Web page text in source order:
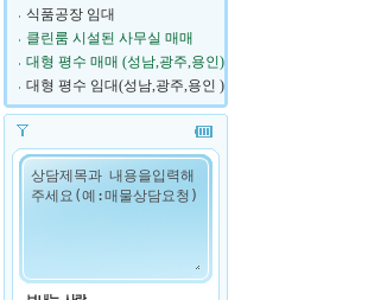
식품공장 임대
클린룸 시설된 사무실 매매
대형 평수 매매 (성남,광주,용인)
대형 평수 임대(성남,광주,용인 )